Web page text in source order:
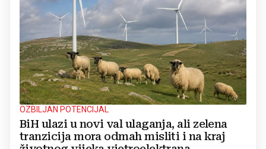
OZBILJAN POTENCIJAL
BiH ulazi u novi val ulaganja, ali zelena
tranzicija mora odmah misliti i na kraj